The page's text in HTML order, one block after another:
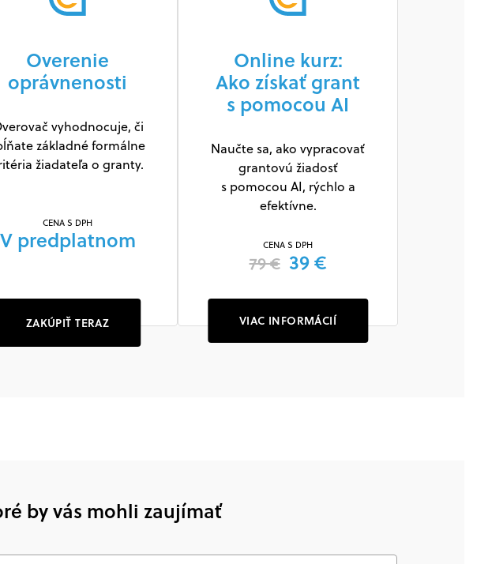
Overenie
oprávnenosti
vyhodnocuje, či
základné formálne
žiadateľa o granty.
CENA S DPH
V predplatnom
ZAKÚPIŤ TERAZ
Online kurz:
Ako získať grant
s pomocou AI
Naučte sa, ako vypracovať
grantovú žiadosť
s pomocou AI, rýchlo a
efektívne.
CENA S DPH
79 € 39 €
VIAC INFORMÁCIÍ
by vás mohli zaujímať